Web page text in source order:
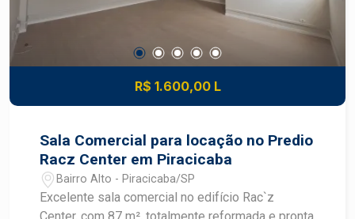
R$ 1.600,00 L
Sala Comercial para locação no Predio
Racz Center em Piracicaba
Bairro Alto - Piracicaba/SP
Excelente sala comercial no edifício Rac`z